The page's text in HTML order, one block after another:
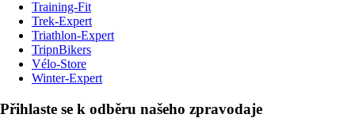
Training-Fit
Trek-Expert
Triathlon-Expert
TripnBikers
Vélo-Store
Winter-Expert
Přihlaste se k odběru našeho zpravodaje